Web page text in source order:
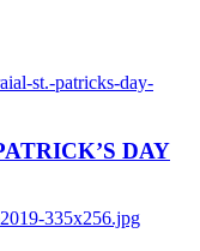
st.-patricks-day-
DAY
335x256.jpg